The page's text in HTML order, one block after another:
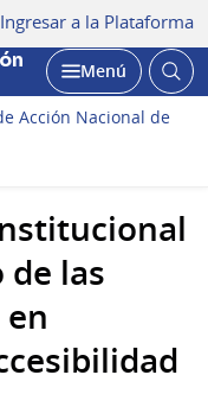
Ingresar a la Plataforma
Abrir
Menú
Acción Nacional de
de las